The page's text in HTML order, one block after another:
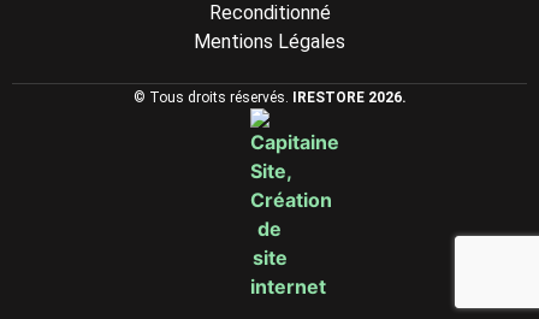
Reconditionné
Mentions Légales
© Tous droits réservés. IRESTORE 2026.